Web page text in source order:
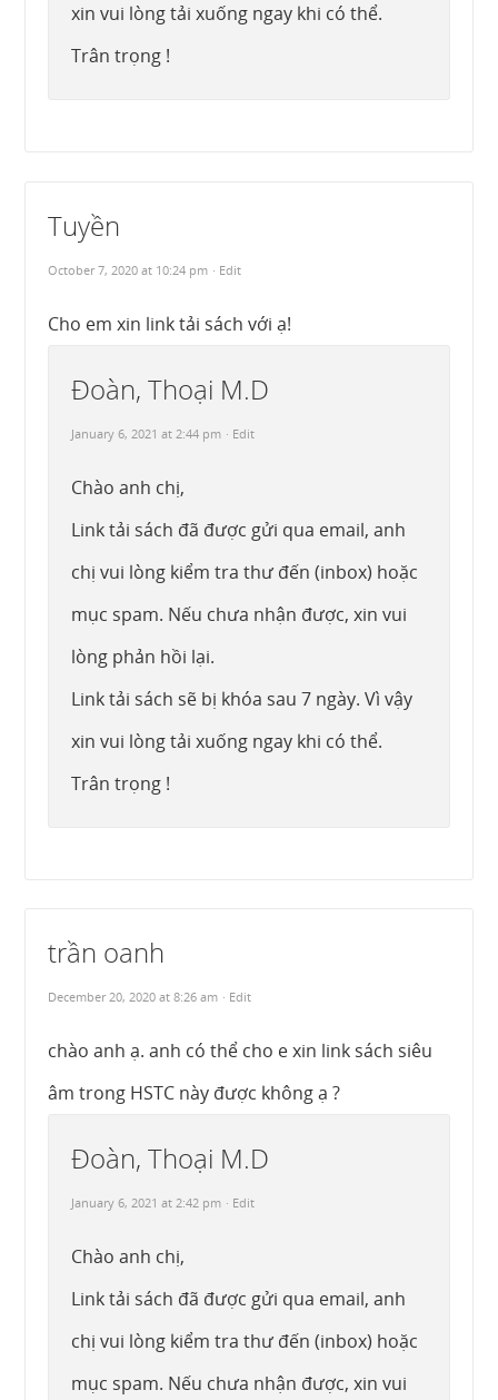
xin vui lòng tải xuống ngay khi có thể.
Trân trọng !
Tuyền
October 7, 2020 at 10:24 pm · Edit
Cho em xin link tải sách với ạ!
Đoàn, Thoại M.D
January 6, 2021 at 2:44 pm · Edit
Chào anh chị,
Link tải sách đã được gửi qua email, anh
chị vui lòng kiểm tra thư đến (inbox) hoặc
mục spam. Nếu chưa nhận được, xin vui
lòng phản hồi lại.
Link tải sách sẽ bị khóa sau 7 ngày. Vì vậy
xin vui lòng tải xuống ngay khi có thể.
Trân trọng !
trần oanh
December 20, 2020 at 8:26 am · Edit
chào anh ạ. anh có thể cho e xin link sách siêu
âm trong HSTC này được không ạ ?
Đoàn, Thoại M.D
January 6, 2021 at 2:42 pm · Edit
Chào anh chị,
Link tải sách đã được gửi qua email, anh
chị vui lòng kiểm tra thư đến (inbox) hoặc
mục spam. Nếu chưa nhận được, xin vui